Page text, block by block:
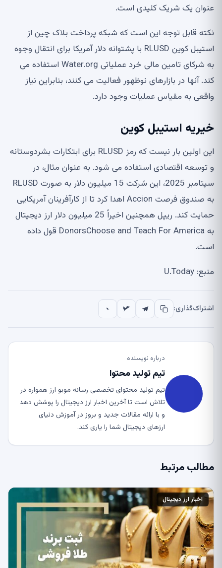
عنوان یک شریک کلیدی است.
نکته قابل توجه این است که شبکه پرداخت بلاک چین از
استیبل کوین RLUSD با پشتوانه دلار آمریکا برای انتقال وجوه
به شرکای تامین مالی خرد عملیاتی Water.org استفاده می
کند. آنها در بازارهای نوظهور فعالیت می کنند، بنابراین نیاز
واقعی به مقیاس عملیات وجود دارد.
خیریه استیبل کوین
این اولین بار نیست که رمز RLUSD برای ابتکارات بشردوستانه
و توسعه اقتصادی استفاده می شود. به عنوان مثال، در
سپتامبر 2025، این شرکت 15 میلیون دلار به صورت RLUSD
به صندوق فرصت Accion اهدا کرد تا از کارآفرینان آمریکایی
حمایت کند. ریپل همچنین اخیراً 25 میلیون دلار ارز دیجیتال
به DonorsChoose and Teach For America قول داده
است.
منبع: U.Today
اشتراک‌گذاری:
درباره نویسنده
تیم تولید محتوا
تیم تولید محتوای تخصصی رسانه موبو ارز همواره در
تلاش است تا آخرین اخبار ارز دیجیتال را پوشش دهد
و با ارائه مقالات جدید و بروز در آموزش دنیای
ارزهای دیجیتال شما را یاری کند.
مطالب مرتبط
اخبار ارز دیجیتال